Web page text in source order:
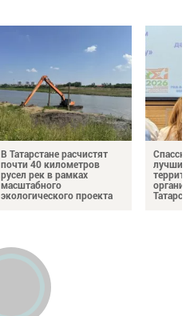
В Татарстане расчистят
почти 40 километров
русел рек в рамках
масштабного
экологического проекта
лучшим